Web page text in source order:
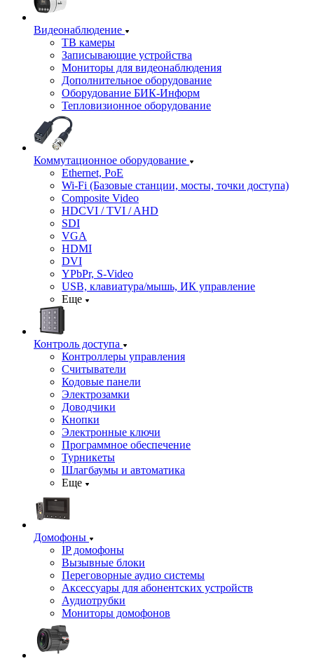
Видеонаблюдение
ТВ камеры
Записывающие устройства
Мониторы для видеонаблюдения
Дополнительное оборудование
Оборудование БИК-Информ
Тепловизионное оборудование
Коммутационное оборудование
Ethernet, PoE
Wi-Fi (Базовые станции, мосты, точки доступа)
Composite Video
HDCVI / TVI / AHD
SDI
VGA
HDMI
DVI
YPbPr, S-Video
USB, клавиатура/мышь, ИК управление
Еще
Контроль доступа
Контроллеры управления
Считыватели
Кодовые панели
Электрозамки
Доводчики
Кнопки
Электронные ключи
Программное обеспечение
Турникеты
Шлагбаумы и автоматика
Еще
Домофоны
IP домофоны
Вызывные блоки
Переговорные аудио системы
Аксессуары для абонентских устройств
Аудиотрубки
Мониторы домофонов